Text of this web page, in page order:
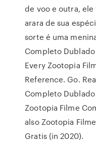
de voo e outra,
arara de sua
sorte é uma
Completo
Every Zootopia
Reference. Go.
Completo
Zootopia Filme
also Zootopia
Gratis (in 2020).